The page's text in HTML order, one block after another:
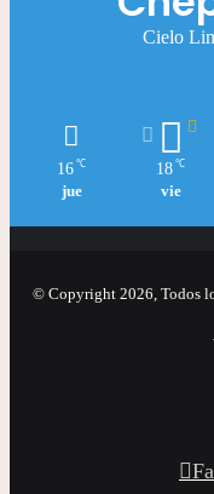
Cielo
16 ℃
jue
18 ℃
vie
© Copyright 2026, Todos